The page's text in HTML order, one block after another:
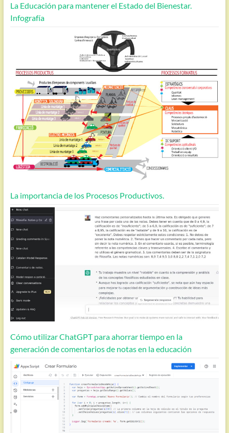
La Educación para mantener el Estado del Bienestar.
Infografía
La importancia de los Procesos Productivos.
Cómo utilizar ChatGPT para ahorrar tiempo en la
generación de comentarios de notas en la educación